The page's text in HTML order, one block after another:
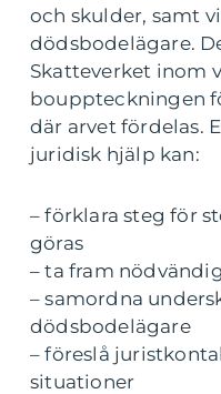
och skulder, samt
dödsbodelägare.
Skatteverket inom
bouppteckningen
där arvet fördelas.
juridisk hjälp kan:
– förklara steg för
göras
– ta fram
– samordna
dödsbodelägare
– föreslå
situationer